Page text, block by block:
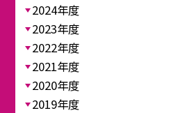
2024年度
2023年度
2022年度
2021年度
2020年度
2019年度